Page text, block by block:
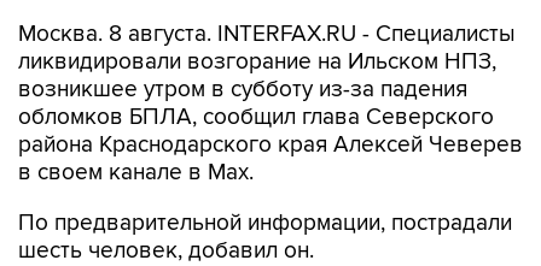
Москва. 8 августа. INTERFAX.RU - Специалисты
ликвидировали возгорание на Ильском НПЗ,
возникшее утром в субботу из-за падения
обломков БПЛА, сообщил глава Северского
района Краснодарского края Алексей Чеверев
в своем канале в Max.
По предварительной информации, пострадали
шесть человек, добавил он.